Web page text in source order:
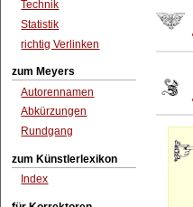
Technik
Statistik
richtig Verlinken
zum Meyers
Autorennamen
Abkürzungen
Rundgang
zum Künstlerlexikon
Index